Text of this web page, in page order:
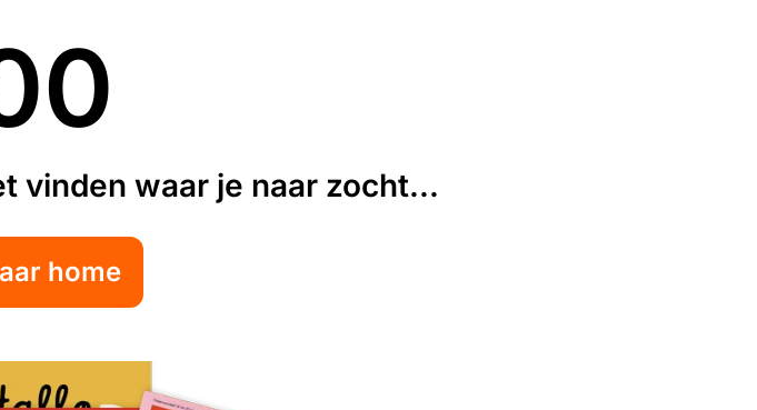
vinden waar je naar zocht...
home